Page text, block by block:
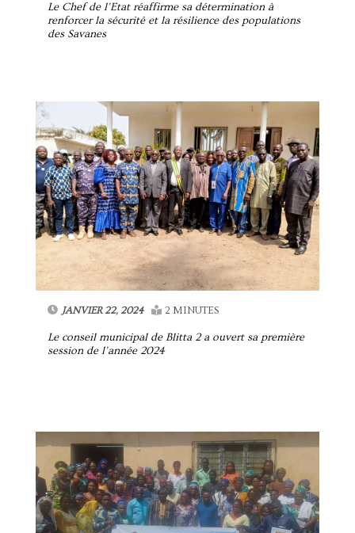
Le Chef de l’Etat réaffirme sa détermination à
renforcer la sécurité et la résilience des populations
des Savanes
JANVIER 22, 2024 2 MINUTES
Le conseil municipal de Blitta 2 a ouvert sa première
session de l’année 2024